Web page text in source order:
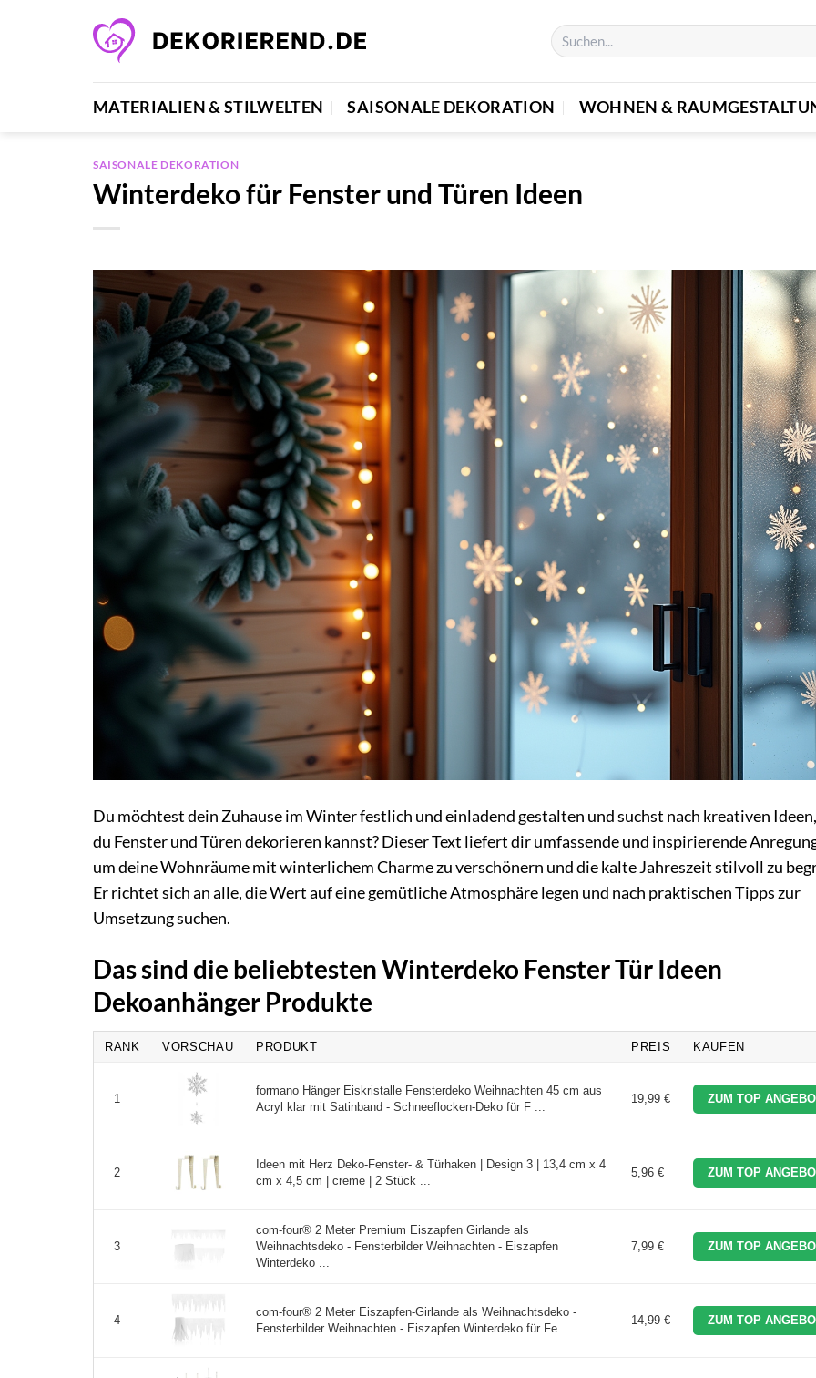
MATERIALIEN & STILWELTEN SAISONALE DEKORATION WOHNEN &
SAISONALE DEKORATION
Winterdeko für Fenster und Türen Ideen
Du möchtest dein Zuhause im Winter festlich und einladend gestalten und suchst nach kreativen
du Fenster und Türen dekorieren kannst? Dieser Text liefert dir umfassende und inspirierende
um deine Wohnräume mit winterlichem Charme zu verschönern und die kalte Jahreszeit stilvoll zu
Er richtet sich an alle, die Wert auf eine gemütliche Atmosphäre legen und nach praktischen Tipps zur
Umsetzung suchen.
Das sind die beliebtesten Winterdeko Fenster Tür Ideen
Dekoanhänger Produkte
RANK VORSCHAU PRODUKT PREIS KAUFEN
1
formano Hänger Eiskristalle Fensterdeko Weihnachten 45 cm aus
Acryl klar mit Satinband - Schneeflocken-Deko für F ...
19,99 € ZUM TOP
2
Ideen mit Herz Deko-Fenster- & Türhaken | Design 3 | 13,4 cm x 4
cm x 4,5 cm | creme | 2 Stück ...
5,96 € ZUM TOP
3
com-four® 2 Meter Premium Eiszapfen Girlande als
Weihnachtsdeko - Fensterbilder Weihnachten - Eiszapfen
Winterdeko ...
7,99 € ZUM TOP
4
com-four® 2 Meter Eiszapfen-Girlande als Weihnachtsdeko -
Fensterbilder Weihnachten - Eiszapfen Winterdeko für Fe ...
14,99 € ZUM TOP